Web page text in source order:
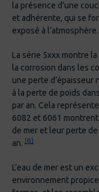
la présence d’une
et adhérente, qui se
exposé à l’atmosphère.
La série 5xxx montre
la corrosion dans les
une perte d’épaisseur
à la perte de poids
par an. Cela
6082 et 6061
de mer et leur perte de
an. [6]
L’eau de mer est un
environnement